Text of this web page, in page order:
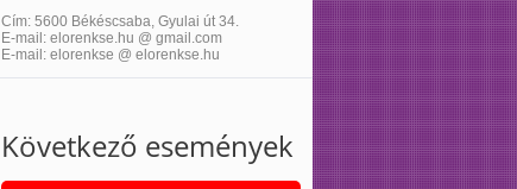
Cím: 5600 Békéscsaba, Gyulai út 34.
E-mail: elorenkse.hu @ gmail.com
E-mail: elorenkse @ elorenkse.hu
Következő események